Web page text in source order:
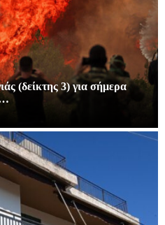
(δείκτης 3) για σήμερα